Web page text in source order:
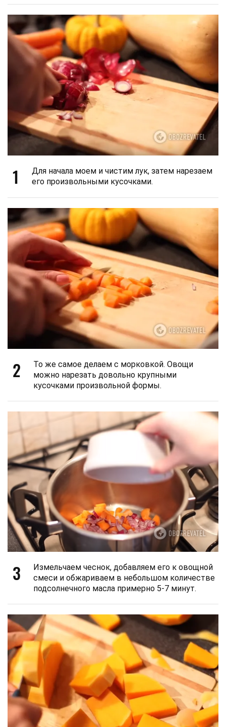
1
Для начала моем и чистим лук, затем нарезаем
его произвольными кусочками.
2
То же самое делаем с морковкой. Овощи
можно нарезать довольно крупными
кусочками произвольной формы.
3
Измельчаем чеснок, добавляем его к овощной
смеси и обжариваем в небольшом количестве
подсолнечного масла примерно 5-7 минут.